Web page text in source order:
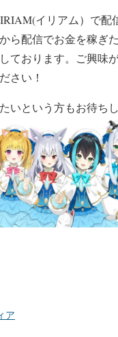
イリアム）で配
ら配信でお金を稼ぎ
ております。ご興味
さい！
いという方もお待ち
ア